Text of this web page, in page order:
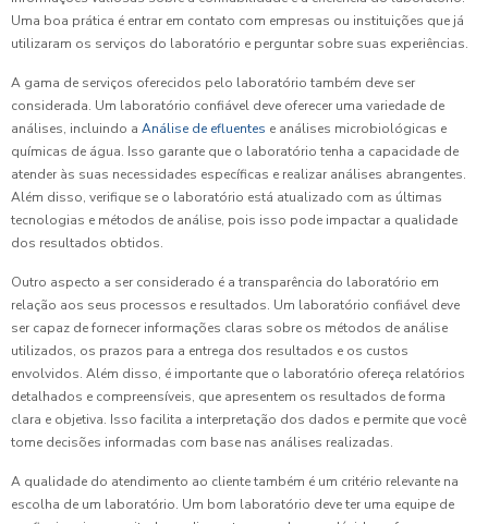
Uma boa prática é entrar em contato com empresas ou instituições que já
utilizaram os serviços do laboratório e perguntar sobre suas experiências.
A gama de serviços oferecidos pelo laboratório também deve ser
considerada. Um laboratório confiável deve oferecer uma variedade de
análises, incluindo a Análise de efluentes e análises microbiológicas e
químicas de água. Isso garante que o laboratório tenha a capacidade de
atender às suas necessidades específicas e realizar análises abrangentes.
Além disso, verifique se o laboratório está atualizado com as últimas
tecnologias e métodos de análise, pois isso pode impactar a qualidade
dos resultados obtidos.
Outro aspecto a ser considerado é a transparência do laboratório em
relação aos seus processos e resultados. Um laboratório confiável deve
ser capaz de fornecer informações claras sobre os métodos de análise
utilizados, os prazos para a entrega dos resultados e os custos
envolvidos. Além disso, é importante que o laboratório ofereça relatórios
detalhados e compreensíveis, que apresentem os resultados de forma
clara e objetiva. Isso facilita a interpretação dos dados e permite que você
tome decisões informadas com base nas análises realizadas.
A qualidade do atendimento ao cliente também é um critério relevante na
escolha de um laboratório. Um bom laboratório deve ter uma equipe de